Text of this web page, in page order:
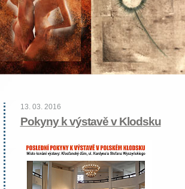
13. 03. 2016
Pokyny k výstavě v Klodsku